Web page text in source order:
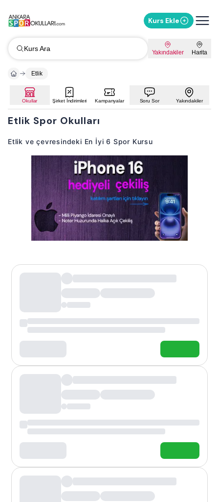
Kurs Ekle
Kurs Ara Yakındakiler Harita
Etlik
Okullar Şirket İndirimleri Kampanyalar Soru Sor Yakındakiler
Etlik Spor Okulları
Etlik ve çevresindeki En İyi 6 Spor Kursu